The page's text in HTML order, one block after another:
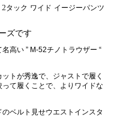
タック ワイド イージーパンツ
ズです
高い ” M-52チノトラウザー “
トが秀逸で、ジャストで履く
て履くことで、よりワイドな
ベルト見せウエストインスタ